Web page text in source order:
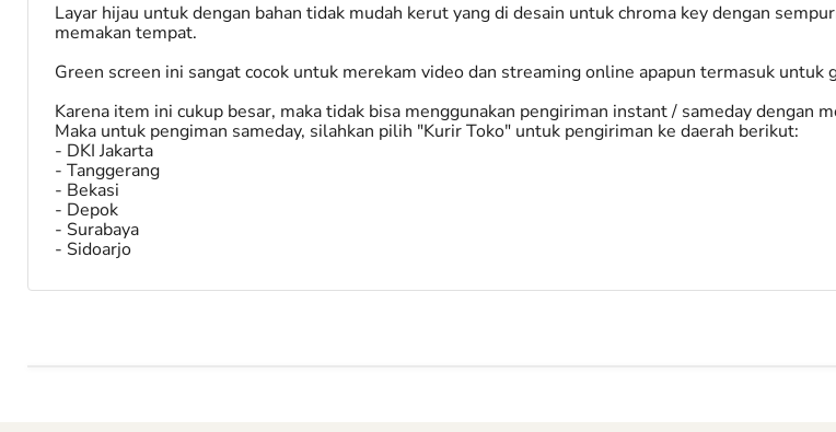
Layar hijau untuk dengan bahan tidak mudah kerut yang di desain untuk chroma key dengan
memakan tempat.
Green screen ini sangat cocok untuk merekam video dan streaming online apapun termasuk untuk
Karena item ini cukup besar, maka tidak bisa menggunakan pengiriman instant / sameday dengan
Maka untuk pengiman sameday, silahkan pilih "Kurir Toko" untuk pengiriman ke daerah berikut:
- DKI Jakarta
- Tanggerang
- Bekasi
- Depok
- Surabaya
- Sidoarjo